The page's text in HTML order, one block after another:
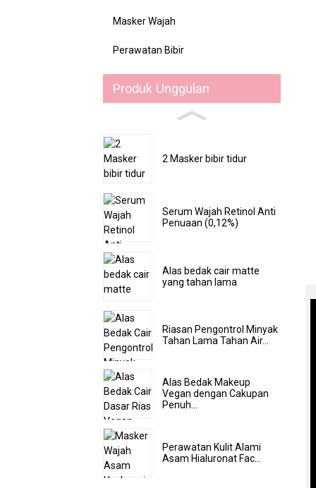
Masker Wajah
Perawatan Bibir
Produk Unggulan
2 Masker bibir tidur
Serum Wajah Retinol Anti
Penuaan (0,12%)
Alas bedak cair matte
yang tahan lama
Riasan Pengontrol Minyak
Tahan Lama Tahan Air...
Alas Bedak Makeup
Vegan dengan Cakupan
Penuh...
Perawatan Kulit Alami
Asam Hialuronat Fac...